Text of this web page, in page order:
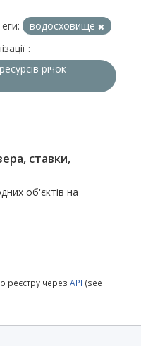
водосховище
:
річок
ставки,
об'єктів на
реєстру через API (see